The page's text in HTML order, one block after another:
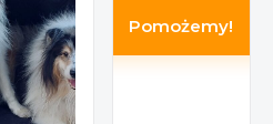
Pomożemy!